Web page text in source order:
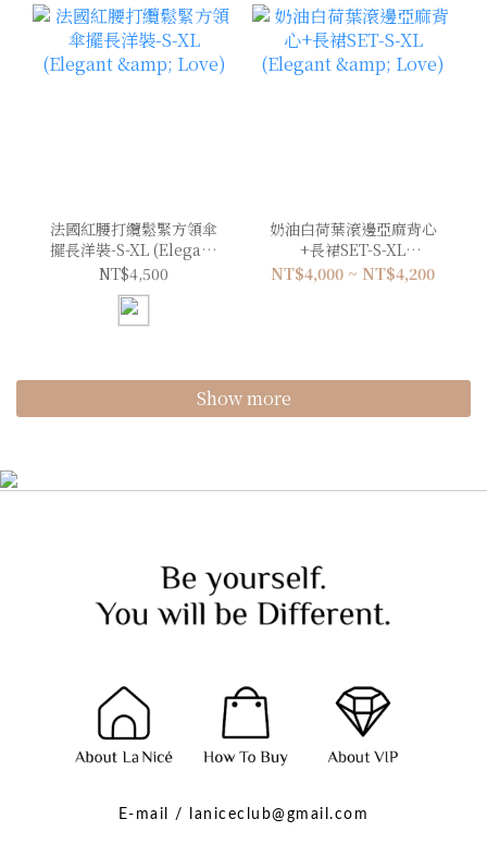
法國紅腰打纜鬆緊方領傘
擺長洋裝-S-XL (Elegant
& Love)
NT$4,500
奶油白荷葉滾邊亞麻背心
+長裙SET-S-XL
(Elegant & Love)
NT$4,000 ~ NT$4,200
Show more
E-mail / laniceclub@gmail.com